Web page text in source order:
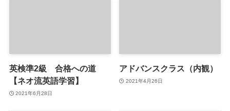
英検準2級 合格への道
【ネオ流英語学習】
2021年6月28日
アドバンスクラス（内観）
2021年4月26日